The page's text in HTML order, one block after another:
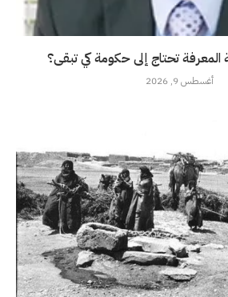
تحتاج إلى حكومة كي تبقى؟
أغسطس 9, 2026